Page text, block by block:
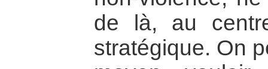
de là, au
stratégique. On